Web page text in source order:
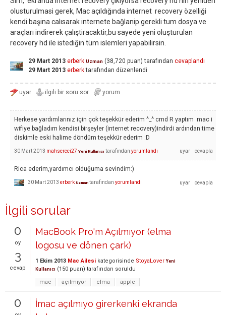
olusturulmasi gerek, Mac açıldığında internet recovery özelliği
kendi başina calısarak internete bağlanip gerekli tum dosya ve
araçları indirerek çalıştiracaktir,bu sayede yeni oluşturulan
recovery hd ile istediğin tüm islemleri yapabilirsin.
29 Mart 2013 erberk Uzman (38,720 puan) tarafından cevaplandı
29 Mart 2013 erberktarafından düzenlendi
Herkese yardımlarınız için çok teşekkür ederim ^_^ cmd R yaptım mac i
wifiye bağladım kendisi birşeyler (internet recovery)indirdi ardından time
diskimle eski halime döndüm teşekkür ederim :D
30 Mart 2013 mahsereci27 Yeni Kullanıcı tarafından yorumlandı
Rica ederim,yardımcı olduğuma sevindim:)
30 Mart 2013 erberk Uzman tarafından yorumlandı
İlgili sorular
0
oy
3
cevap
MacBook Pro'm Açılmıyor (elma
logosu ve dönen çark)
1 Ekim 2013 Mac Ailesi kategorisinde StoyaLover Yeni
Kullanıcı (150 puan) tarafından soruldu
mac
açılmıyor elma apple
0
İmac açılmıyo girerkenki ekranda